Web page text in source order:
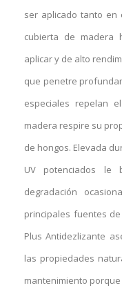
ser aplicado tanto en
cubierta de madera
aplicar y de alto
que penetre
especiales repelan
madera respire su
de hongos. Elevada
UV potenciados le
degradación
principales fuentes
Plus Antidezlizante
las propiedades
mantenimiento